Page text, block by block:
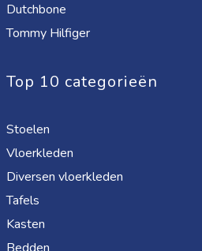
Dutchbone
Tommy Hilfiger
Top 10 categorieën
Stoelen
Vloerkleden
Diversen vloerkleden
Tafels
Kasten